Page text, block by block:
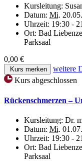
Kursleitung:
Datum: Mi.
Uhrzeit: 19:30 -
Ort: Bad
Parksaal
0,00 €
Kurs merken
weitere
Kurs abgeschlossen
Rückenschmerzen –
Kursleitung: Dr.
Datum: Mi.
Uhrzeit: 19:30 -
Ort: Bad
Parksaal